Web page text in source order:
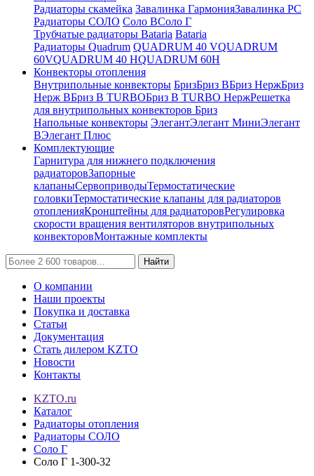
Радиаторы скамейка Завалинка ГармонияЗавалинка РС
Радиаторы СОЛО Соло ВСоло Г
Трубчатые радиаторы Bataria Bataria
Радиаторы Quadrum QUADRUM 40 VQUADRUM
60VQUADRUM 40 HQUADRUM 60H
Конвекторы отопления
Внутрипольные конвекторы БризБриз ВБриз НержБриз
Нерж ВБриз В TURBOБриз В TURBO НержРешетка
для внутрипольных конвекторов Бриз
Напольные конвекторы ЭлегантЭлегант МиниЭлегант
ВЭлегант Плюс
Комплектующие
Гарнитура для нижнего подключения
радиаторовЗапорные
клапаныСервоприводыТермостатические
головкиТермостатические клапаны для радиаторов
отопленияКронштейны для радиаторовРегулировка
скорости вращения вентиляторов внутрипольных
конвекторовМонтажные комплекты
Найти
О компании
Наши проекты
Покупка и доставка
Статьи
Документация
Стать дилером KZTO
Новости
Контакты
KZTO.ru
Каталог
Радиаторы отопления
Радиаторы СОЛО
Соло Г
Соло Г 1-300-32